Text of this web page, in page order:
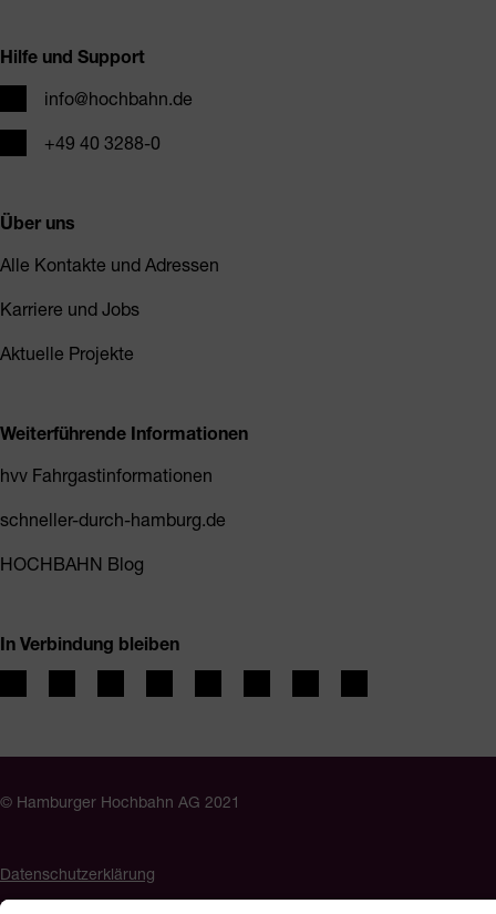
Hilfe und Support
E-Mailinfo@hochbahn.de
Telefon+49 40 3288-0
Über uns
Alle Kontakte und Adressen
Karriere und Jobs
Aktuelle Projekte
Weiterführende Informationen
hvv Fahrgastinformationen
schneller-durch-hamburg.de
HOCHBAHN Blog
In Verbindung bleiben
© Hamburger Hochbahn AG 2021
Datenschutzerklärung